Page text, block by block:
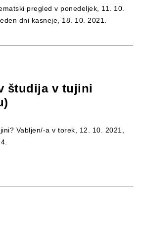
pregled v ponedeljek, 11. 10.
dni kasneje, 18. 10. 2021.
študija v tujini
Vabljen/-a v torek, 12. 10. 2021,